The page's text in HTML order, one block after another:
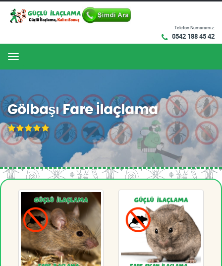
Telefon Numaramız:
0542 188 45 42
Menu
Gölbaşı Fare İlaçlama